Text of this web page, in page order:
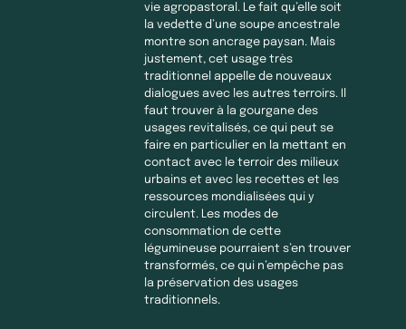
vie agropastoral. Le fait qu’elle soit
la vedette d’une soupe ancestrale
montre son ancrage paysan. Mais
justement, cet usage très
traditionnel appelle de nouveaux
dialogues avec les autres terroirs. Il
faut trouver à la gourgane des
usages revitalisés, ce qui peut se
faire en particulier en la mettant en
contact avec le terroir des milieux
urbains et avec les recettes et les
ressources mondialisées qui y
circulent. Les modes de
consommation de cette
légumineuse pourraient s’en trouver
transformés, ce qui n’empêche pas
la préservation des usages
traditionnels.